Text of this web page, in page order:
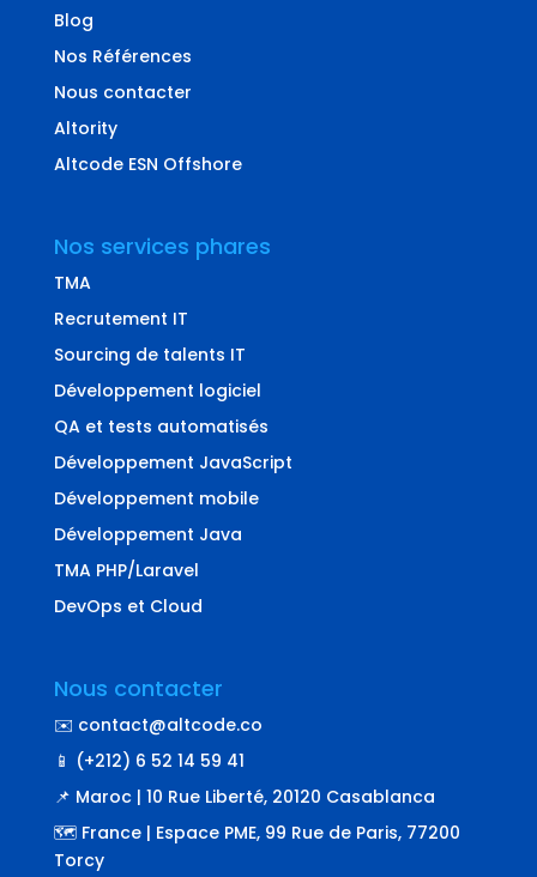
Blog
Nos Références
Nous contacter
Altority
Altcode ESN Offshore
Nos services phares
TMA
Recrutement IT
Sourcing de talents IT
Développement logiciel
QA et tests automatisés
Développement JavaScript
Développement mobile
Développement Java
TMA PHP/Laravel
DevOps et Cloud
Nous contacter
✉️ contact@altcode.co
📱 (+212) 6 52 14 59 41
📌 Maroc | 10 Rue Liberté, 20120 Casablanca
🗺️ France | Espace PME, 99 Rue de Paris, 77200
Torcy